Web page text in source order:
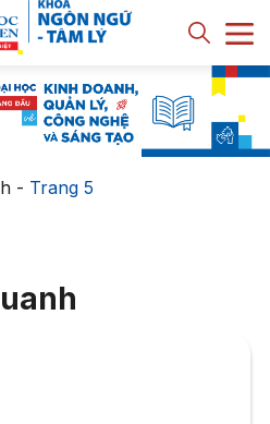
- Trang 5